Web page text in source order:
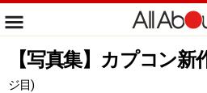
【写真集】カプコン新
ジ目)